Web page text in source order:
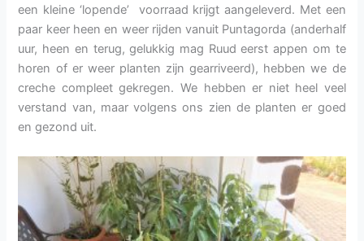
een kleine ‘lopende’ voorraad krijgt aangeleverd. Met een
paar keer heen en weer rijden vanuit Puntagorda (anderhalf
uur, heen en terug, gelukkig mag Ruud eerst appen om te
horen of er weer planten zijn gearriveerd), hebben we de
creche compleet gekregen. We hebben er niet heel veel
verstand van, maar volgens ons zien de planten er goed
en gezond uit.